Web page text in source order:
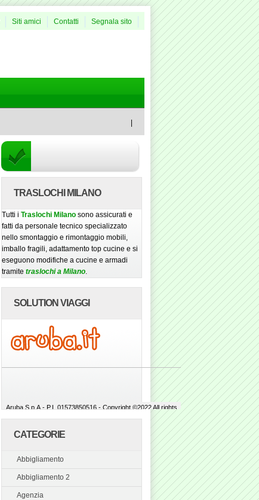
Segnala sito
Contatti
Siti amici
TRASLOCHI MILANO
Tutti iTraslochi Milano sono assicurati e
fatti da personale tecnico specializzato
nello smontaggio e rimontaggio mobili,
imballo fragili, adattamento top cucine e si
eseguono modifiche a cucine e armadi
tramitetraslochi a Milano.
SOLUTION VIAGGI
CATEGORIE
Abbigliamento
Abbigliamento 2
Agenzia